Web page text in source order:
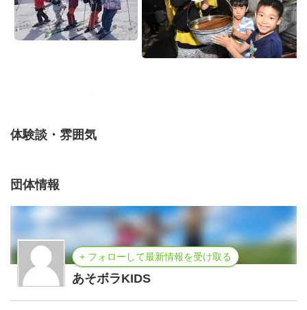
2022年6月14日(水) 21:00〜
・所要時間は60分から90分の予定です。
・Zoom中はなるべく画面をオンにしてください。
ティアに興味のある大学生・短大生・専門生
無料
【開催場所】
オンライン会議アプリケーション「ZOOM」を使用して開
催します。
体験談・雰囲気
団体情報
+ フォローして最新情報を受け取る
あそボラKIDS